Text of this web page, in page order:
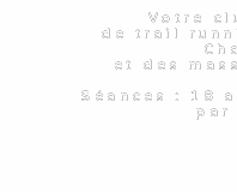
Votre
de trail
et des
Séances : 18
par